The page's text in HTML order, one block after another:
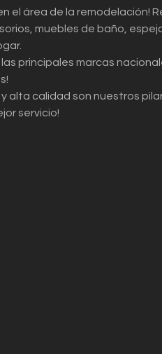
el área de la remodelación!
muebles de baño,
principales marcas
alta calidad son nuestros
servicio!